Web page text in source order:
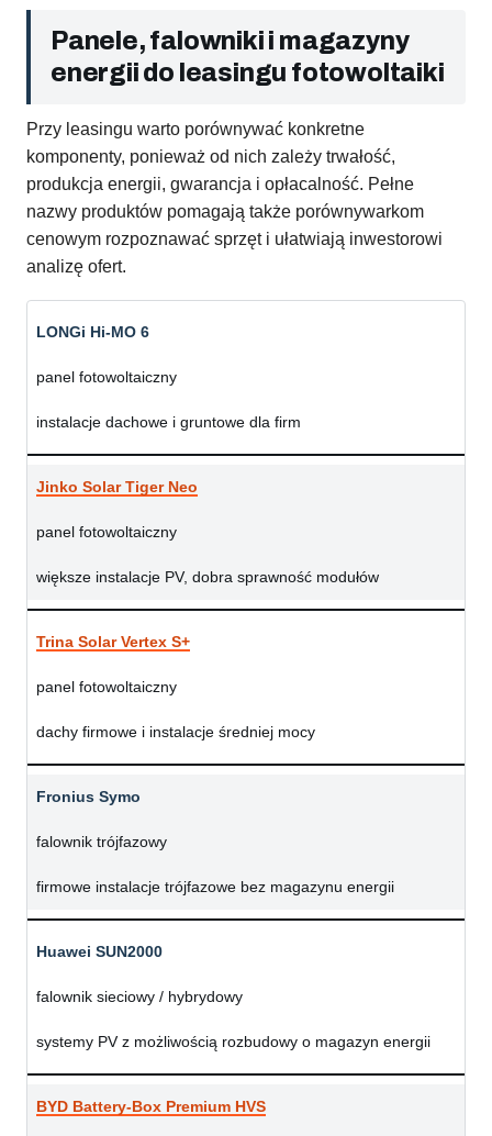
Panele, falowniki i magazyny
energii do leasingu fotowoltaiki
Przy leasingu warto porównywać konkretne
komponenty, ponieważ od nich zależy trwałość,
produkcja energii, gwarancja i opłacalność. Pełne
nazwy produktów pomagają także porównywarkom
cenowym rozpoznawać sprzęt i ułatwiają inwestorowi
analizę ofert.
LONGi Hi-MO 6
panel fotowoltaiczny
instalacje dachowe i gruntowe dla firm
Jinko Solar Tiger Neo
panel fotowoltaiczny
większe instalacje PV, dobra sprawność modułów
Trina Solar Vertex S+
panel fotowoltaiczny
dachy firmowe i instalacje średniej mocy
Fronius Symo
falownik trójfazowy
firmowe instalacje trójfazowe bez magazynu energii
Huawei SUN2000
falownik sieciowy / hybrydowy
systemy PV z możliwością rozbudowy o magazyn energii
BYD Battery-Box Premium HVS